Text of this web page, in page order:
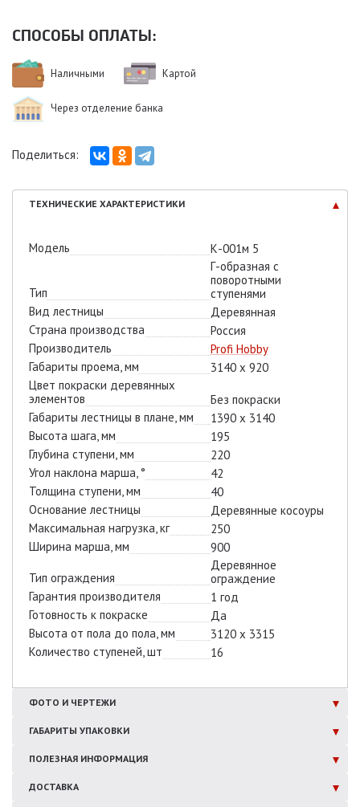
СПОСОБЫ ОПЛАТЫ:
Наличными Картой
Через отделение банка
Поделиться:
ТЕХНИЧЕСКИЕ ХАРАКТЕРИСТИКИ
Модель К-001м 5
Тип
Г-образная с
поворотными
ступенями
Вид лестницы
Деревянная
Страна производства
Россия
Производитель
Profi Hobby
Габариты проема, мм
3140 х 920
Цвет покраски деревянных
элементов
Без покраски
Габариты лестницы в плане, мм
1390 х 3140
Высота шага, мм
195
Глубина ступени, мм
220
Угол наклона марша, °
42
Толщина ступени, мм
40
Основание лестницы
Деревянные косоуры
Максимальная нагрузка, кг
250
Ширина марша, мм
900
Тип ограждения
Деревянное
ограждение
Гарантия производителя
1 год
Готовность к покраске
Да
Высота от пола до пола, мм
3120 х 3315
Количество ступеней, шт
16
ФОТО И ЧЕРТЕЖИ
ГАБАРИТЫ УПАКОВКИ
ПОЛЕЗНАЯ ИНФОРМАЦИЯ
ДОСТАВКА